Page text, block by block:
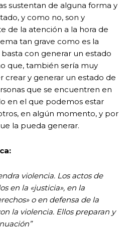
sustentan de alguna forma y
y como no, son y
de la atención a la hora de
tan grave como es la
con generar un estado
que, también sería muy
y generar un estado de
que se encuentren en
en el que podemos estar
en algún momento, y por
la pueda generar.
violencia. Los actos de
en la «justicia», en la
o en defensa de la
la violencia. Ellos preparan y